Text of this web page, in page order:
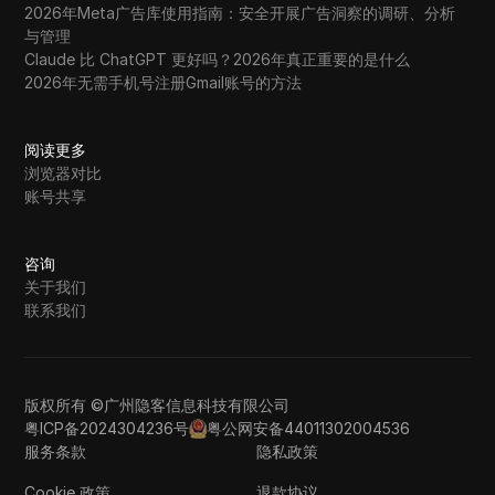
2026年Meta广告库使用指南：安全开展广告洞察的调研、分析
与管理
Claude 比 ChatGPT 更好吗？2026年真正重要的是什么
2026年无需手机号注册Gmail账号的方法
阅读更多
浏览器对比
账号共享
咨询
关于我们
联系我们
版权所有 ©广州隐客信息科技有限公司
粤ICP备2024304236号
粤公网安备44011302004536
服务条款
隐私政策